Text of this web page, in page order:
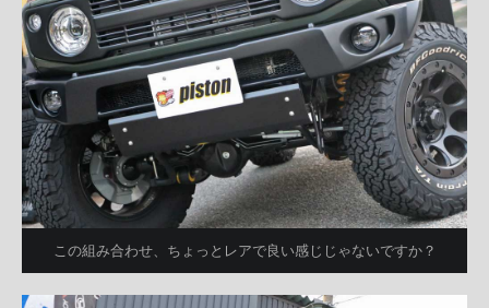
この組み合わせ、ちょっとレアで良い感じじゃないですか？